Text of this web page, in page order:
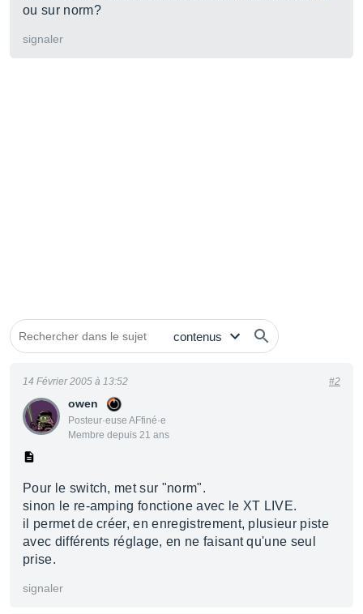
ou sur norm?
signaler
owen
Posteur·euse AFfiné·e
Membre depuis 21 ans
14 Février 2005 à 13:52 #2
Pour le switch, met sur "norm".
sinon le re-amping fonctione avec le XT LIVE.
il permet de créer, en enregistrement, plusieur piste
avec différents réglage, en ne faisant qu'une seul
prise.
signaler